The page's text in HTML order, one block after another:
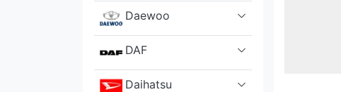
Daewoo
DAF
Daihatsu